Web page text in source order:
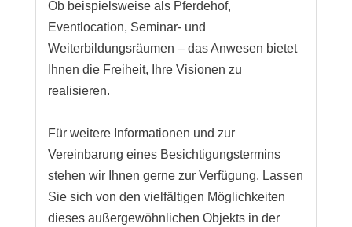
Ob beispielsweise als Pferdehof,
Eventlocation, Seminar- und
Weiterbildungsräumen – das Anwesen bietet
Ihnen die Freiheit, Ihre Visionen zu
realisieren.
Für weitere Informationen und zur
Vereinbarung eines Besichtigungstermins
stehen wir Ihnen gerne zur Verfügung. Lassen
Sie sich von den vielfältigen Möglichkeiten
dieses außergewöhnlichen Objekts in der